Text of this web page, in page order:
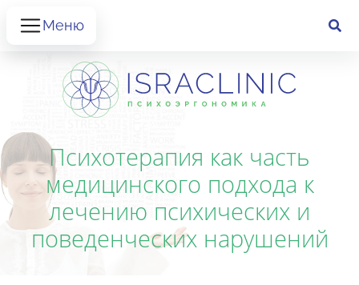
Меню
Психотерапия как часть
медицинского подхода к
лечению психических и
поведенческих нарушений